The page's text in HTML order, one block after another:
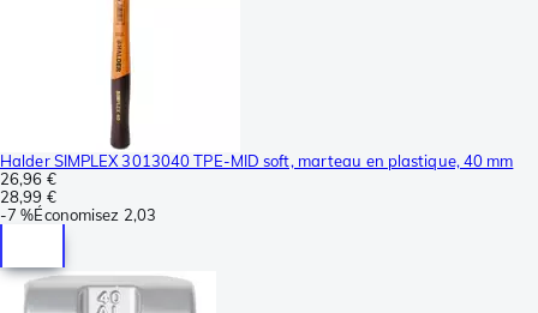
Halder SIMPLEX 3013040 TPE-MID soft, marteau en plastique, 40 mm
26,96 €
28,99 €
-7 %Économisez 2,03